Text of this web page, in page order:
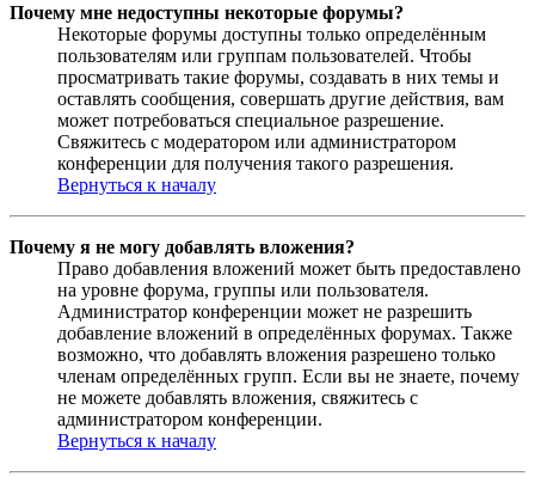
Почему мне недоступны некоторые форумы?
Некоторые форумы доступны только определённым
пользователям или группам пользователей. Чтобы
просматривать такие форумы, создавать в них темы и
оставлять сообщения, совершать другие действия, вам
может потребоваться специальное разрешение.
Свяжитесь с модератором или администратором
конференции для получения такого разрешения.
Вернуться к началу
Почему я не могу добавлять вложения?
Право добавления вложений может быть предоставлено
на уровне форума, группы или пользователя.
Администратор конференции может не разрешить
добавление вложений в определённых форумах. Также
возможно, что добавлять вложения разрешено только
членам определённых групп. Если вы не знаете, почему
не можете добавлять вложения, свяжитесь с
администратором конференции.
Вернуться к началу